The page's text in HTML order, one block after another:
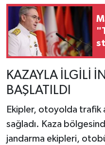
KAZAYLA İLGİLİ
BAŞLATILDI
Ekipler, otoyolda trafik
sağladı. Kaza
jandarma ekipleri,